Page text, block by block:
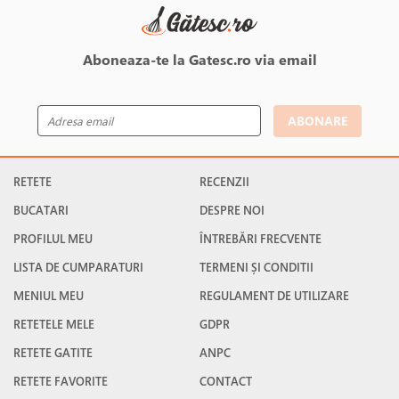
Aboneaza-te la Gatesc.ro via email
ABONARE
RETETE
BUCATARI
PROFILUL MEU
LISTA DE CUMPARATURI
MENIUL MEU
RETETELE MELE
RETETE GATITE
RETETE FAVORITE
RECENZII
DESPRE NOI
ÎNTREBĂRI FRECVENTE
TERMENI ȘI CONDITII
REGULAMENT DE UTILIZARE
GDPR
ANPC
CONTACT